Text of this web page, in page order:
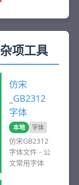
杂项工具
仿宋
_GB2312
字体
本地 字体
仿宋GB2312
字体文件 - 公
文常用字体